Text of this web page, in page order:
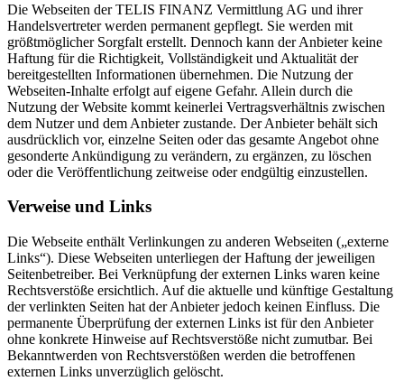
Die Webseiten der TELIS FINANZ Vermittlung AG und ihrer
Handelsvertreter werden permanent gepflegt. Sie werden mit
größtmöglicher Sorgfalt erstellt. Dennoch kann der Anbieter keine
Haftung für die Richtigkeit, Vollständigkeit und Aktualität der
bereitgestellten Informationen übernehmen. Die Nutzung der
Webseiten-Inhalte erfolgt auf eigene Gefahr. Allein durch die
Nutzung der Website kommt keinerlei Vertragsverhältnis zwischen
dem Nutzer und dem Anbieter zustande. Der Anbieter behält sich
ausdrücklich vor, einzelne Seiten oder das gesamte Angebot ohne
gesonderte Ankündigung zu verändern, zu ergänzen, zu löschen
oder die Veröffentlichung zeitweise oder endgültig einzustellen.
Verweise und Links
Die Webseite enthält Verlinkungen zu anderen Webseiten („externe
Links“). Diese Webseiten unterliegen der Haftung der jeweiligen
Seitenbetreiber. Bei Verknüpfung der externen Links waren keine
Rechtsverstöße ersichtlich. Auf die aktuelle und künftige Gestaltung
der verlinkten Seiten hat der Anbieter jedoch keinen Einfluss. Die
permanente Überprüfung der externen Links ist für den Anbieter
ohne konkrete Hinweise auf Rechtsverstöße nicht zumutbar. Bei
Bekanntwerden von Rechtsverstößen werden die betroffenen
externen Links unverzüglich gelöscht.